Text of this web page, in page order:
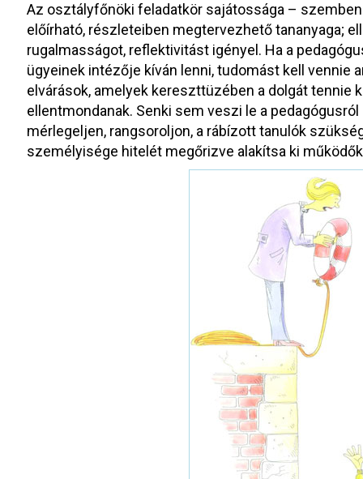
Az osztályfőnöki feladatkör sajátossága –
előírható, részleteiben megtervezhető tananyaga;
rugalmasságot, reflektivitást igényel. Ha a
ügyeinek intézője kíván lenni, tudomást kell vennie
elvárások, amelyek kereszttüzében a dolgát tennie
ellentmondanak. Senki sem veszi le a
mérlegeljen, rangsoroljon, a rábízott tanulók
személyisége hitelét megőrizve alakítsa ki